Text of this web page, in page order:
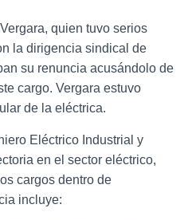
quien tuvo serios
la dirigencia sindical de
su renuncia acusándolo de
cargo. Vergara estuvo
de la eléctrica.
Eléctrico Industrial y
en el sector eléctrico,
cargos dentro de
incluye: